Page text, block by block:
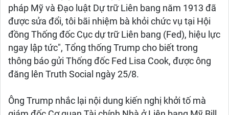
pháp Mỹ và Đạo luật Dự trữ Liên bang năm 1913 đã
được sửa đổi, tôi bãi nhiệm bà khỏi chức vụ tại Hội
đồng Thống đốc Cục dự trữ Liên bang (Fed), hiệu lực
ngay lập tức", Tổng thống Trump cho biết trong
thông báo gửi Thống đốc Fed Lisa Cook, được ông
đăng lên Truth Social ngày 25/8.
Ông Trump nhắc lại nội dung kiến nghị khởi tố mà